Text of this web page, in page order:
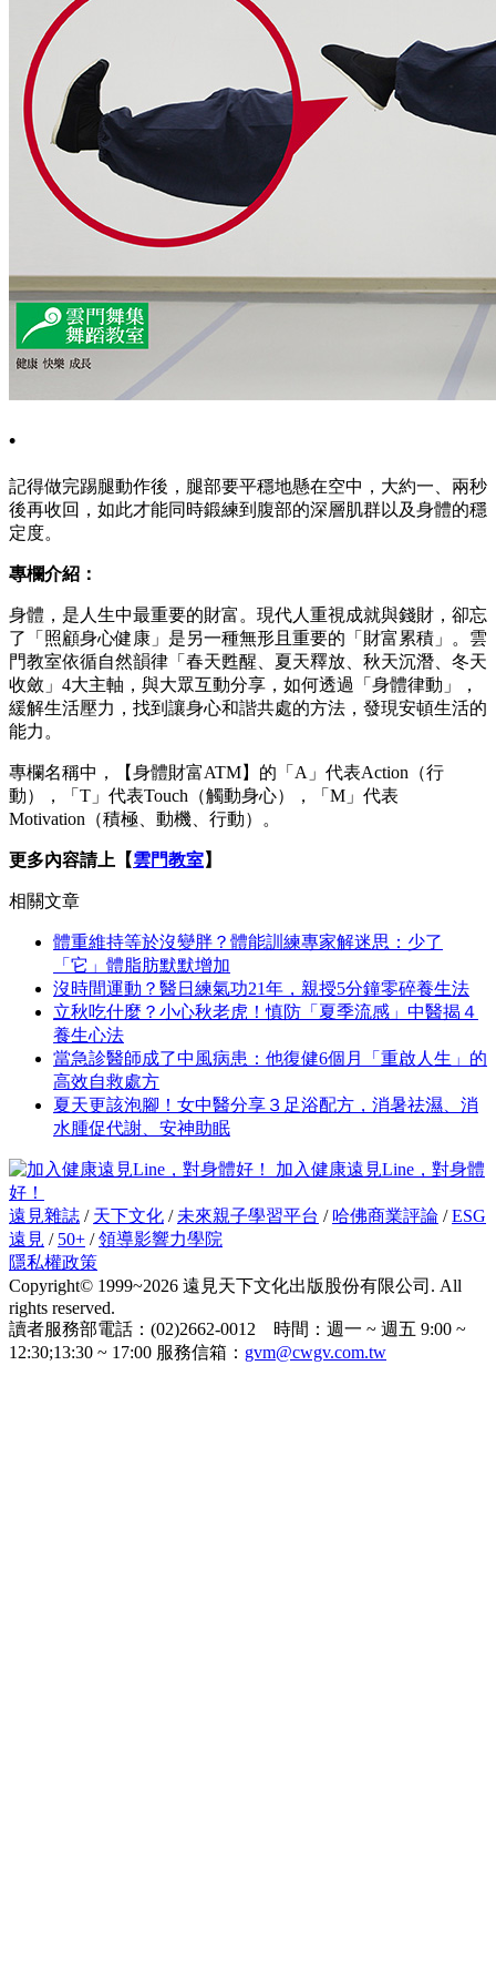
•
記得做完踢腿動作後，腿部要平穩地懸在空中，大約一、兩秒
後再收回，如此才能同時鍛練到腹部的深層肌群以及身體的穩
定度。
專欄介紹：
身體，是人生中最重要的財富。現代人重視成就與錢財，卻忘
了「照顧身心健康」是另一種無形且重要的「財富累積」。雲
門教室依循自然韻律「春天甦醒、夏天釋放、秋天沉潛、冬天
收斂」4大主軸，與大眾互動分享，如何透過「身體律動」，
緩解生活壓力，找到讓身心和諧共處的方法，發現安頓生活的
能力。
專欄名稱中，【身體財富ATM】的「A」代表Action（行
動），「T」代表Touch（觸動身心），「M」代表
Motivation（積極、動機、行動）。
更多內容請上【雲門教室】
相關文章
體重維持等於沒變胖？體能訓練專家解迷思：少了
「它」體脂肪默默增加
沒時間運動？醫日練氣功21年，親授5分鐘零碎養生法
立秋吃什麼？小心秋老虎！慎防「夏季流感」中醫揭４
養生心法
當急診醫師成了中風病患：他復健6個月「重啟人生」的
高效自救處方
夏天更該泡腳！女中醫分享３足浴配方，消暑祛濕、消
水腫促代謝、安神助眠
加入健康遠見Line，對身體
好！
遠見雜誌 / 天下文化 / 未來親子學習平台 / 哈佛商業評論 /ESG
遠見 / 50+ /領導影響力學院
隱私權政策
Copyright© 1999~2026 遠見天下文化出版股份有限公司. All
rights reserved.
讀者服務部電話：(02)2662-0012 時間：週一 ~ 週五 9:00 ~
12:30;13:30 ~ 17:00 服務信箱： gvm@cwgv.com.tw